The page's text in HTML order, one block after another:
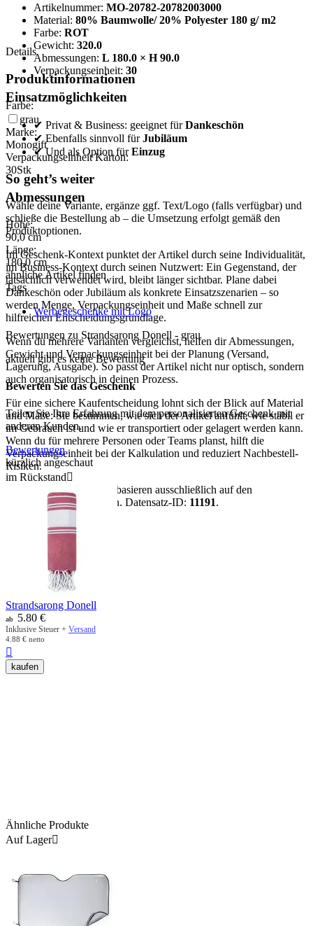
Artikelnummer: MO-20782-20782003000
Material: 80% Baumwolle/ 20% Polyester 180 g/ m2
Farbe: ROT
Gewicht: 320.0
Abmessungen: L 180.0 × H 90.0
Verpackungseinheit: 30
Einsatzmöglichkeiten
✔ Privat & Business: geeignet fürDankeschön
✔ Ebenfalls sinnvoll fürJubiläum
✔ Und als Option fürEinzug
So geht’s weiter
Wähle deine Variante, ergänze ggf. Text/Logo (falls verfügbar) und
schließe die Bestellung ab – die Umsetzung erfolgt gemäß den
Produktoptionen.
Im Geschenk-Kontext punktet der Artikel durch seine Individualität,
im Business-Kontext durch seinen Nutzwert: Ein Gegenstand, der
tatsächlich verwendet wird, bleibt länger sichtbar. Plane dabei
Dankeschön oder Jubiläum als konkrete Einsatzszenarien – so
werden Menge, Verpackungseinheit und Maße schnell zur
hilfreichen Entscheidungsgrundlage.
Wenn du mehrere Varianten vergleichst, helfen dir Abmessungen,
Gewicht und Verpackungseinheit bei der Planung (Versand,
Lagerung, Ausgabe). So passt der Artikel nicht nur optisch, sondern
auch organisatorisch in deinen Prozess.
Für eine sichere Kaufentscheidung lohnt sich der Blick auf Material
und Maße: Sie bestimmen, wie sich der Artikel anfühlt, wie stabil er
im Gebrauch ist und wie er transportiert oder gelagert werden kann.
Wenn du für mehrere Personen oder Teams planst, hilft die
Verpackungseinheit bei der Kalkulation und reduziert Nachbestell-
Risiken.
Alle Aussagen basieren ausschließlich auf den
vorhandenen Artikeldaten. Datensatz-ID: 11191.
mehr anzeigen
Details
Produktinformationen
Farbe:
grau
Marke:
Monogift
Verpackungseinheit Karton:
30Stk
Abmessungen
Höhe:
90,0cm
Länge:
180,0cm
ähnliche Artikel finden
Tags
Werbegeschenke mit Logo
Bewertungen zu Strandsarong Donell - grau
aktuell gibt es keine Bewertung
Bewerten Sie das Geschenk
Teilen Sie Ihre Erfahrung mit dem personalisierten Geschenk mit
anderen Kunden.
Bewertungen
kürzlich angeschaut
im Rückstand
Strandsarong Donell
ab 5.80 €
Inklusive Steuer + Versand
4.88 € netto

kaufen
Ähnliche Produkte
Auf Lager